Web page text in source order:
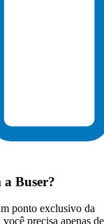
a Buser?
ponto exclusivo da
precisa apenas de